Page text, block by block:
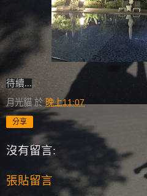
待續...
月光貓 於晚上11:07
分享
沒有留言:
張貼留言